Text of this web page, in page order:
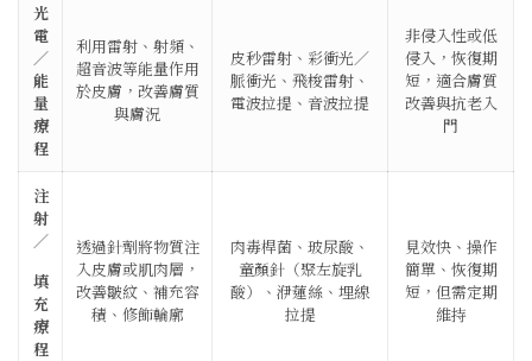
光
電
／
能
量
療
程
利用雷射、射頻、
超音波等能量作用
於皮膚，改善膚質
與膚況
皮秒雷射、彩衝光／
脈衝光、飛梭雷射、
電波拉提、音波拉提
非侵入性或低
侵入，恢復期
短，適合膚質
改善與抗老入
門
注
射
／
填
充
療
程
透過針劑將物質注
入皮膚或肌肉層，
改善皺紋、補充容
積、修飾輪廓
肉毒桿菌、玻尿酸、
童顏針（聚左旋乳
酸）、洢蓮絲、埋線
拉提
見效快、操作
簡單、恢復期
短，但需定期
維持